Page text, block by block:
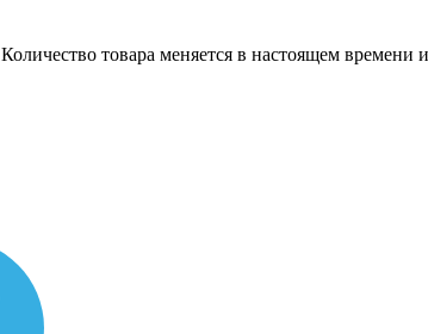
Количество товара меняется в настоящем времени